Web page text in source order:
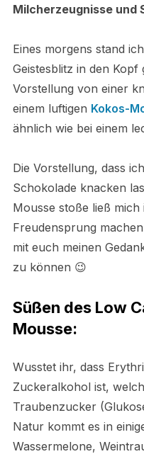
Milcherzeugnisse und
Eines morgens stand
Geistesblitz in den Kopf
Vorstellung von einer
einem luftigen Kokos-
ähnlich wie bei einem
Die Vorstellung, dass
Schokolade knacken
Mousse stoße ließ
Freudensprung
mit euch meinen
zu können 😉
Süßen des Low
Mousse:
Wusstet ihr, dass
Zuckeralkohol ist,
Traubenzucker
Natur kommt es in
Wassermelone,